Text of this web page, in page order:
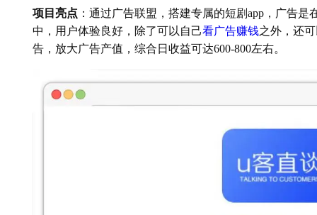
项目亮点 ：通过广告联盟，搭建专属的短剧app，广告
中，用户体验良好，除了可以自己看广告赚钱之外，还
告，放大广告产值，综合日收益可达600-800左右。